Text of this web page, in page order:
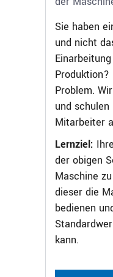
Sie haben
und nicht
Problem.
und schulen
Mitarbeiter
Lernziel:
der obigen
Maschine
dieser die
bedienen
kann.